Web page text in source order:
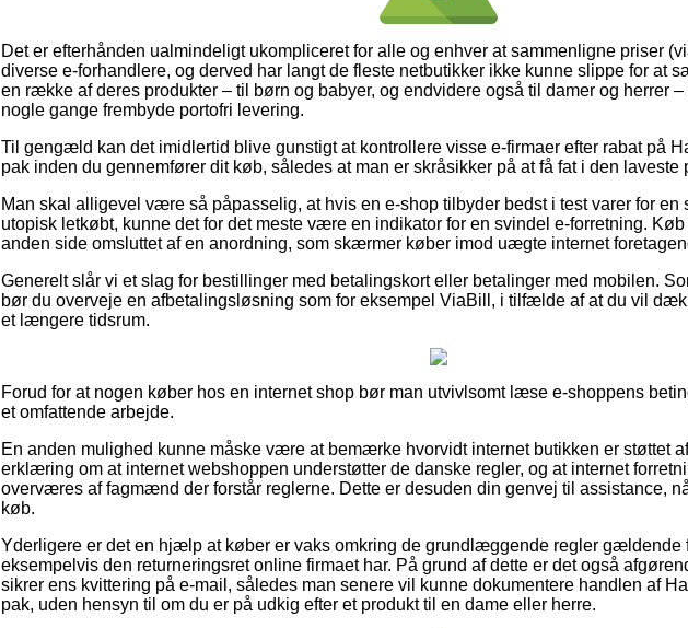
Det er efterhånden ualmindeligt ukompliceret for alle og enhver at sammenligne priser
diverse e-forhandlere, og derved har langt de fleste netbutikker ikke kunne slippe for at
en række af deres produkter – til børn og babyer, og endvidere også til damer og herrer
nogle gange frembyde portofri levering.
Til gengæld kan det imidlertid blive gunstigt at kontrollere visse e-firmaer efter rabat på
pak inden du gennemfører dit køb, således at man er skråsikker på at få fat i den laveste
Man skal alligevel være så påpasselig, at hvis en e-shop tilbyder bedst i test varer for en
utopisk letkøbt, kunne det for det meste være en indikator for en svindel e-forretning.
anden side omsluttet af en anordning, som skærmer køber imod uægte internet
Generelt slår vi et slag for bestillinger med betalingskort eller betalinger med mobilen.
bør du overveje en afbetalingsløsning som for eksempel ViaBill, i tilfælde af at du vil
et længere tidsrum.
Forud for at nogen køber hos en internet shop bør man utvivlsomt læse e-shoppens
et omfattende arbejde.
En anden mulighed kunne måske være at bemærke hvorvidt internet butikken er støttet
erklæring om at internet webshoppen understøtter de danske regler, og at internet
overværes af fagmænd der forstår reglerne. Dette er desuden din genvej til assistance,
køb.
Yderligere er det en hjælp at køber er vaks omkring de grundlæggende regler gældende
eksempelvis den returneringsret online firmaet har. På grund af dette er det også
sikrer ens kvittering på e-mail, således man senere vil kunne dokumentere handlen af
pak, uden hensyn til om du er på udkig efter et produkt til en dame eller herre.